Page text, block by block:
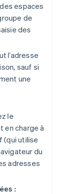
espaces
de
des
l’adresse
sauf si
une
le
en charge à
(qui utilise
du
adresses
: